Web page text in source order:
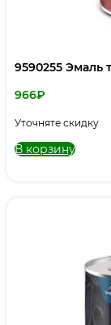
9590255 Эмаль
966₽
Уточняте скидку
В корзину